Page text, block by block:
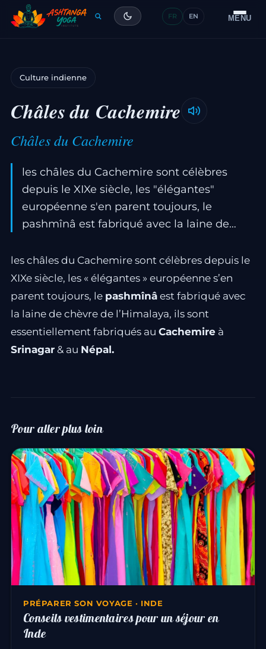
MENU
Formation
Glossaire
Contact
FR EN
Culture indienne
Châles du Cachemire
Châles du Cachemire
les châles du Cachemire sont célèbres
depuis le XIXe siècle, les "élégantes"
européenne s'en parent toujours, le
pashmînâ est fabriqué avec la laine de…
les châles du Cachemire sont célèbres depuis le
XIXe siècle, les « élégantes » européenne s’en
parent toujours, le pashmînâ est fabriqué avec
la laine de chèvre de l’Himalaya, ils sont
essentiellement fabriqués au Cachemire à
Srinagar & au Népal.
Pour aller plus loin
PRÉPARER SON VOYAGE · INDE
Conseils vestimentaires pour un séjour en
Inde